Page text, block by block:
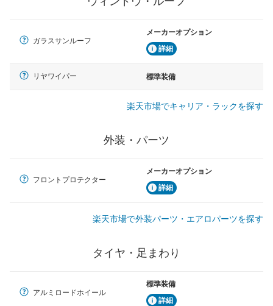
ガラスサンルーフ
メーカーオプション
詳細
リヤワイパー 標準装備
楽天市場でキャリア・ラックを探す
外装・パーツ
フロントプロテクター
メーカーオプション
詳細
楽天市場で外装パーツ・エアロパーツを探す
タイヤ・足まわり
アルミロードホイール
標準装備
詳細